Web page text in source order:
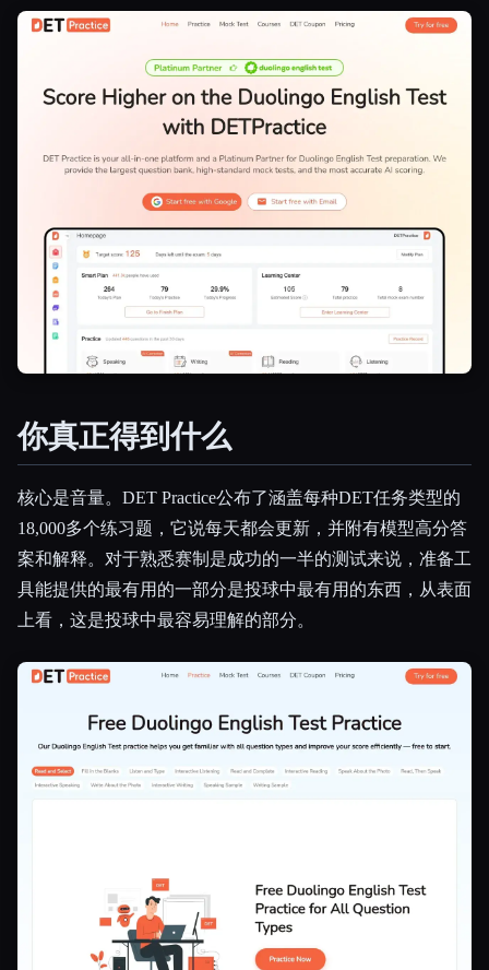
你真正得到什么
核心是音量。DET Practice公布了涵盖每种DET任务类型的
18,000多个练习题，它说每天都会更新，并附有模型高分答
案和解释。对于熟悉赛制是成功的一半的测试来说，准备工
具能提供的最有用的一部分是投球中最有用的东西，从表面
上看，这是投球中最容易理解的部分。